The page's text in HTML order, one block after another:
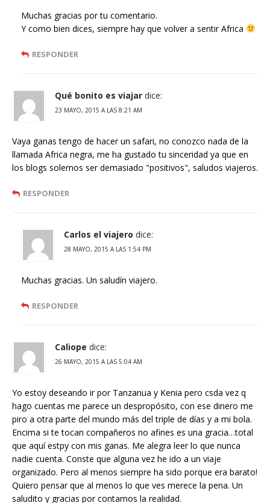
Muchas gracias por tu comentario.
Y como bien dices, siempre hay que volver a sentir Africa
RESPONDER
Qué bonito es viajar dice:
23 MAYO, 2015 A LAS 8:21 AM
Vaya ganas tengo de hacer un safari, no conozco nada de la
llamada Africa negra, me ha gustado tu sinceridad ya que en
los blogs solemos ser demasiado "positivos", saludos viajeros.
RESPONDER
Carlos el viajero dice:
28 MAYO, 2015 A LAS 1:54 PM
Muchas gracias. Un saludín viajero.
RESPONDER
Caliope dice:
26 MAYO, 2015 A LAS 5:04 AM
Yo estoy deseando ir por Tanzanua y Kenia pero csda vez q
hago cuentas me parece un despropósito, con ese dinero me
piro a otra parte del mundo más del triple de días y a mi bola.
Encima si te tocan compañeros no afines es una gracia…total
que aquí estpy con mis ganas. Me alegra leer lo que nunca
nadie cuenta. Conste que alguna vez he ido a un viaje
organizado. Pero al menos siempre ha sido porque era barato!
Quiero pensar que al menos lo que ves merece la pena. Un
saludito y gracias por contarnos la realidad.